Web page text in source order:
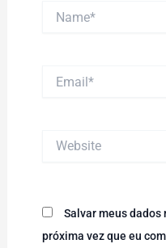
Salvar meus dados
próxima vez que eu